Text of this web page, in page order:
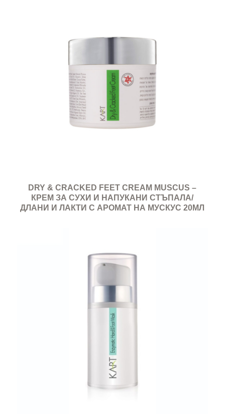
DRY & CRACKED FEET CREAM MUSCUS –
КРЕМ ЗА СУХИ И НАПУКАНИ СТЪПАЛА/
ДЛАНИ И ЛАКТИ С АРОМАТ НА МУСКУС 20МЛ